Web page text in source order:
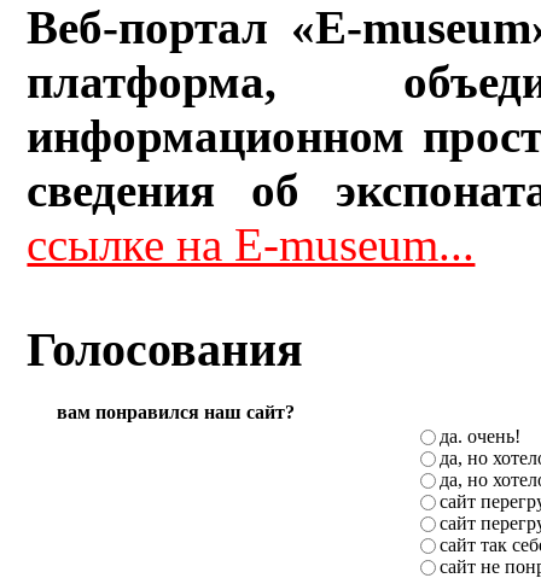
Веб-портал «E-
платформа,
информационном
сведения об
ссылке на E-museum...
Голосования
вам понравился наш сайт?
да. очень!
да, но
да, но
сайт
сайт
сайт так
сайт не